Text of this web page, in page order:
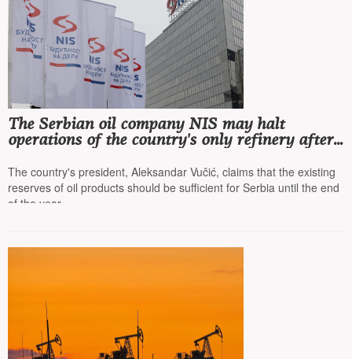
The Serbian oil company NIS may halt
operations of the country's only refinery after
The country's president, Aleksandar Vučić, claims that the existing
reserves of oil products should be sufficient for Serbia until the end
of the year